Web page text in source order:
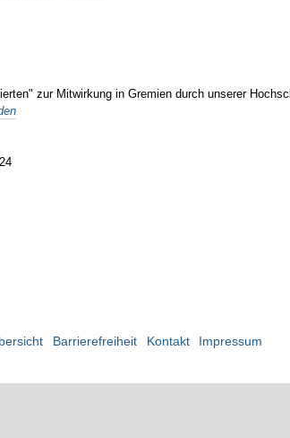
zur Mitwirkung in Gremien durch unserer
Barrierefreiheit Kontakt Impressum